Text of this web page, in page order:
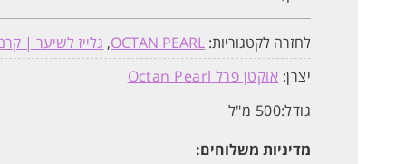
לחזרה לקטגוריות: OCTAN PEARL
, גלייז לשיער | קרם
יצרן: אוקטן פרל Octan Pearl
גודל:500 מ"ל
מדיניות משלוחים: